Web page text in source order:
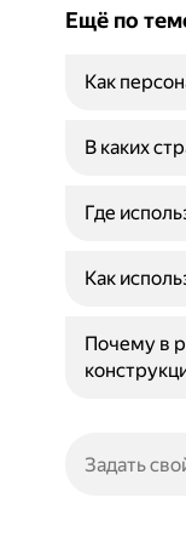
Ещё по
Как
В каких
Где
Как
Почему в